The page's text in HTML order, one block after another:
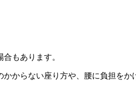
もあります。
からない座り方や、腰に負担をか